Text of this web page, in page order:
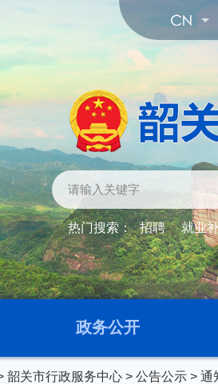
热门搜索： 招聘 就业
政务公开
韶关市行政服务中心 > 公告公示 > 通